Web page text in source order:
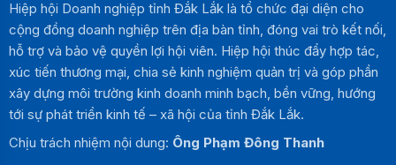
Hiệp hội Doanh nghiệp tỉnh Đắk Lắk là tổ chức đại diện cho
cộng đồng doanh nghiệp trên địa bàn tỉnh, đóng vai trò kết nối,
hỗ trợ và bảo vệ quyền lợi hội viên. Hiệp hội thúc đẩy hợp tác,
xúc tiến thương mại, chia sẻ kinh nghiệm quản trị và góp phần
xây dựng môi trường kinh doanh minh bạch, bền vững, hướng
tới sự phát triển kinh tế – xã hội của tỉnh Đắk Lắk.
Chịu trách nhiệm nội dung: Ông Phạm Đông Thanh